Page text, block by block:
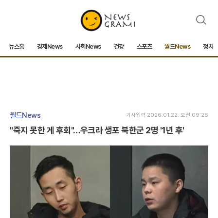
검
뉴스홈 경제News 사회News 건강 스포츠 월드News 정치
월드News
"죽지 못한 게 후회"…우크라 생포 북한군 2명 '1년 후'
기사입력 2026.01.22. 오전 09:26